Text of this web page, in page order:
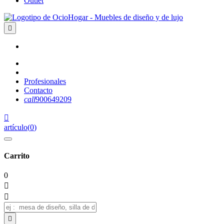

Profesionales
Contacto
call900649209

artículo(0)
Carrito
0


